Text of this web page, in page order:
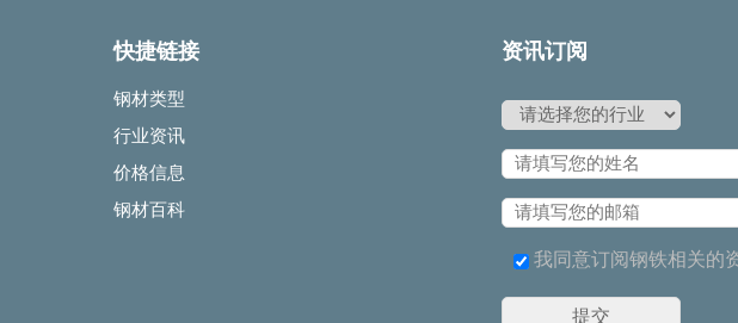
快捷链接
钢材类型
行业资讯
价格信息
钢材百科
资讯订阅
我同意订阅钢铁相关的资